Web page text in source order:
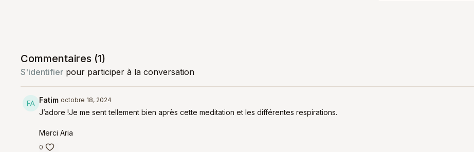
Commentaires (1)
S'identifier pour participer à la conversation
Fatim octobre 18, 2024
J’adore !Je me sent tellement bien après cette meditation et les différentes respirations.
Merci Aria
0